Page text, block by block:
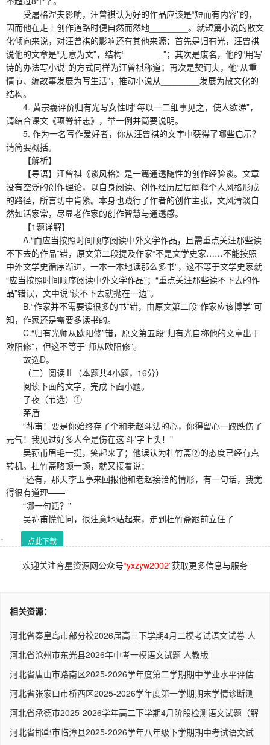
受屠格涅夫影响，汪曾祺认为好的作品应该是“短而有内容”的，
因而他在走上创作道路时便自然而然地________。就短篇小说的散文
化倾向来说，对汪曾祺的影响还有其他来源：首先是归有光，汪曾祺
说他的文章是“无意为文”，结构“________”；其次是废名，他的“用写
诗的办法写小说”的方式同样为汪曾祺称道；再次是契诃夫，他“从重
情节、编故事发展为写生活”，推动小说从________发展为散文化的
结构。
4. 黄宗羲评价归有光写女性时“每以一二细事见之，使人欲涕”，
请结合课文《项脊轩志》，举一例并简要说明。
5. 作为一名写作爱好者，你从汪曾祺的文字中获得了哪些启示？
请简要概括。
【解析】
【导语】汪曾祺《谈风格》是一篇通透随性的创作经验谈。文章
没有空泛的创作理论，以自身阅读、创作经历层层阐释个人风格形成
的路径，所言切中肯綮。本身也践行了作者的创作主张，文风清淡自
然如话家常，尽显老作家的创作智慧与通透感。
【1题详解】
A.“而应当按照时间顺序阅读中外文学作品，且需重点关注那些读
不下去的作品”错，原文第二段提及作家“不是文学史家……不能按照
中外文学史循序渐进，一本一本地读那么多书”，这不等于文学史家就
“应当按照时间顺序阅读中外文学作品”；“重点关注那些读不下去的作
品”错误，文中说“读不下去就抛在一边”。
B.“作家并不需要读很多的书”错，由原文第二段“作家应该博学”可
知，作家还是需要多读书的。
C.“归有光师从欧阳修”错，原文第五段“归有光自称他的文章出于
欧阳修”，但这不等于“师从欧阳修”。
故选D。
（二）阅读Ⅱ（本题共4小题，16分）
阅读下面的文字，完成下面小题。
子夜（节选）①
茅盾
“荪甫！要是你始终存了个和老赵斗法的心，你得留心一跤跌伤了
元气！我见过好多人全是伤在这‘斗’字上头！”
吴荪甫眉毛一挺，笑起来了；他误认为杜竹斋②的态度已经有点
转机。杜竹斋略顿一顿，就又接着说：
“还有，那天李玉亭来回报他和老赵接洽的情形，有一句话，我觉
得很有道理——”
“哪一句话？”
吴荪甫慌忙问，很注意地站起来，走到杜竹斋跟前立住了
点此下载
欢迎关注育星资源网公众号“yxzyw2002”获取更多信息与服务
相关资源：
河北省秦皇岛市部分校2026届高三下学期4月二模考试语文试卷 人
河北省沧州市东光县2026年中考一模语文试题 人教版
河北省唐山市路南区2025-2026学年度第二学期期中学业水平评估
河北省张家口市桥西区2025-2026学年度第一学期期末学情诊断测
河北省承德市2025-2026学年高二下学期4月阶段检测语文试题（解
河北省邯郸市临漳县2025-2026学年八年级下学期期中考试语文试